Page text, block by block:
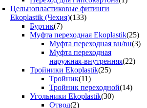
Цельнопластиковые фитинги
Ekoplastik (Чехия)(133)
Буртик(7)
Муфта переходная Ekoplastik(25)
Муфта переходная вн/вн(3)
Муфта переходная
наружная-внутренняя(22)
Тройники Ekoplastik(25)
Тройник(11)
Тройник переходной(14)
Угольники Ekoplastik(30)
Отвод(2)